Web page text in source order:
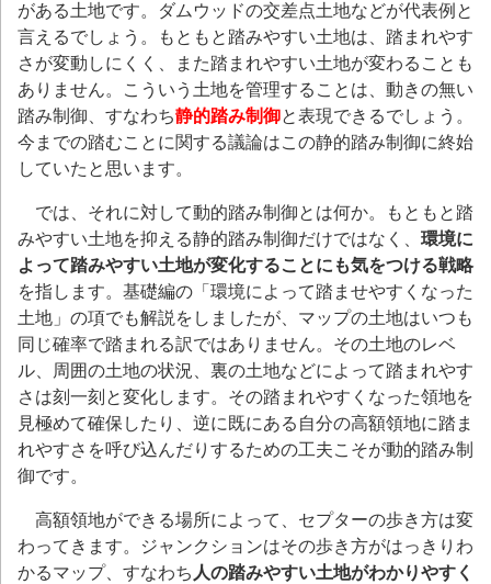
がある土地です。ダムウッドの交差点土地などが代表例と
言えるでしょう。もともと踏みやすい土地は、踏まれやす
さが変動しにくく、また踏まれやすい土地が変わることも
ありません。こういう土地を管理することは、動きの無い
踏み制御、すなわち静的踏み制御と表現できるでしょう。
今までの踏むことに関する議論はこの静的踏み制御に終始
していたと思います。
では、それに対して動的踏み制御とは何か。もともと踏
みやすい土地を抑える静的踏み制御だけではなく、 環境に
よって踏みやすい土地が変化することにも気をつける戦略
を指します。基礎編の「環境によって踏ませやすくなった
土地」の項でも解説をしましたが、マップの土地はいつも
同じ確率で踏まれる訳ではありません。その土地のレベ
ル、周囲の土地の状況、裏の土地などによって踏まれやす
さは刻一刻と変化します。その踏まれやすくなった領地を
見極めて確保したり、逆に既にある自分の高額領地に踏ま
れやすさを呼び込んだりするための工夫こそが動的踏み制
御です。
高額領地ができる場所によって、セプターの歩き方は変
わってきます。ジャンクションはその歩き方がはっきりわ
かるマップ、すなわち 人の踏みやすい土地がわかりやすく